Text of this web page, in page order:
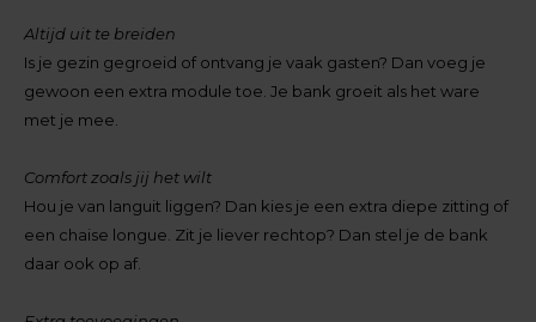
Altijd uit te breiden
Is je gezin gegroeid of ontvang je vaak gasten? Dan voeg je
gewoon een extra module toe. Je bank groeit als het ware
met je mee.
Comfort zoals jij het wilt
Hou je van languit liggen? Dan kies je een extra diepe zitting of
een chaise longue. Zit je liever rechtop? Dan stel je de bank
daar ook op af.